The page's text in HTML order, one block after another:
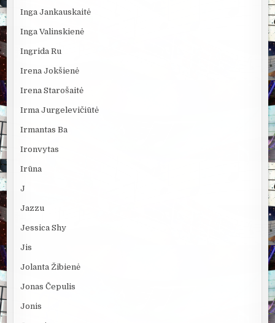
Inga Jankauskaitė
Inga Valinskienė
Ingrida Ru
Irena Jokšienė
Irena Starošaitė
Irma Jurgelevičiūtė
Irmantas Ba
Ironvytas
Irūna
J
Jazzu
Jessica Shy
Jis
Jolanta Žibienė
Jonas Čepulis
Jonis